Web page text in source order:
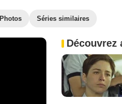
Photos Séries similaires
Découvrez